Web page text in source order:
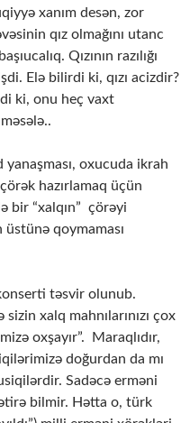
xanım desən, zor
qız olmağını utanc
Qızının razılığı
Elə bilirdi ki, qızı acizdir?
ki, onu heç vaxt
oxucuda ikrah
hazırlamaq üçün
bir “xalqın” çörəyi
qoymaması
təsvir olunub.
xalq mahnılarınızı çox
oxşayır”. Maraqlıdır,
doğurdan da mı
Sadəcə erməni
bilmir. Hətta o, türk